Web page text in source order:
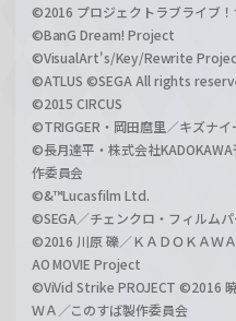
©2016 プロジェクトラブライブ！
©BanG Dream! Project
©VisualArt's/Key/Rewrite
©ATLUS ©SEGA All rights
©2015 CIRCUS
©TRIGGER・岡田麿里／キズナイ
©長月達平・株式会社
作委員会
©&™Lucasfilm Ltd.
©SEGA／チェンクロ・フィルム
©2016 川原 礫／ＫＡＤＯＫＡＷ
AO MOVIE Project
©ViVid Strike PROJECT ©2016
ＷＡ／このすば製作委員会